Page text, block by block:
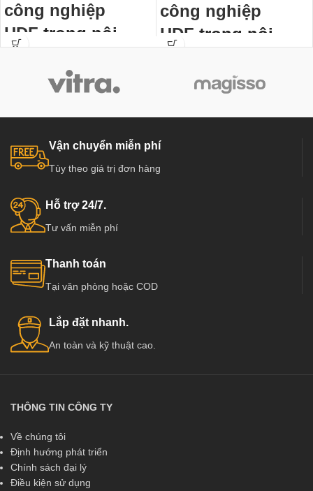
công nghiệp
HDF trong nội
Cửa gỗ công nghiệp HDF
chuẩn mực cửa thông phòng, cửa
Biệt thự, nhà phố ở các nước tiên
tiến như Mỹ, Hàn Quốc, Nhật Bản…
Đặc biệt đã và đang dần phát triển
cung cấp hàng chất lượng và uy tín
hàng đầu tại Việt Nam như :
Kingdoor, Hoabinhdoor…
công nghiệp
HDF trong nội
Cửa gỗ công nghiệp HDF
chuẩn mực cửa thông phòng, cửa
Biệt thự, nhà phố ở các nước tiên
tiến như Mỹ, Hàn Quốc, Nhật Bản…
Vận chuyển miễn phí
Tùy theo giá trị đơn hàng
Hỗ trợ 24/7.
Tư vấn miễn phí
Thanh toán
Tại văn phòng hoặc COD
Lắp đặt nhanh.
An toàn và kỹ thuật cao.
THÔNG TIN CÔNG TY
Về chúng tôi
Định hướng phát triển
Chính sách đại lý
Điều kiện sử dụng